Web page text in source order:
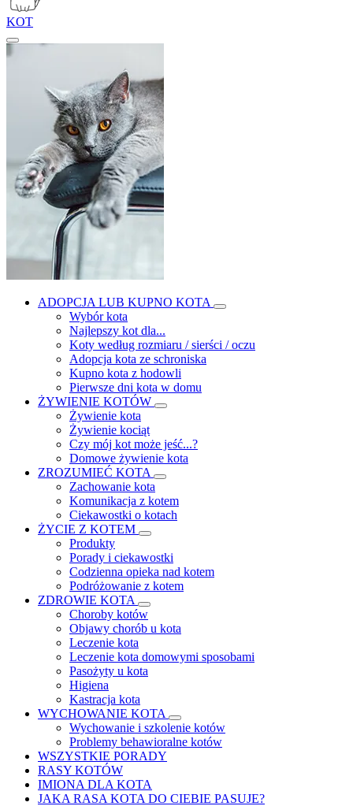
KOT
ADOPCJA LUB KUPNO KOTA
Wybór kota
Najlepszy kot dla...
Koty według rozmiaru / sierści / oczu
Adopcja kota ze schroniska
Kupno kota z hodowli
Pierwsze dni kota w domu
ŻYWIENIE KOTÓW
Żywienie kota
Żywienie kociąt
Czy mój kot może jeść...?
Domowe żywienie kota
ZROZUMIEĆ KOTA
Zachowanie kota
Komunikacja z kotem
Ciekawostki o kotach
ŻYCIE Z KOTEM
Produkty
Porady i ciekawostki
Codzienna opieka nad kotem
Podróżowanie z kotem
ZDROWIE KOTA
Choroby kotów
Objawy chorób u kota
Leczenie kota
Leczenie kota domowymi sposobami
Pasożyty u kota
Higiena
Kastracja kota
WYCHOWANIE KOTA
Wychowanie i szkolenie kotów
Problemy behawioralne kotów
WSZYSTKIE PORADY
RASY KOTÓW
IMIONA DLA KOTA
JAKA RASA KOTA DO CIEBIE PASUJE?